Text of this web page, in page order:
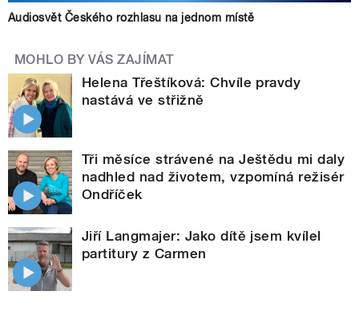
Audiosvět Českého rozhlasu na jednom místě
MOHLO BY VÁS ZAJÍMAT
Helena Třeštíková: Chvíle pravdy
nastává ve střižně
Tři měsíce strávené na Ještědu mi daly
nadhled nad životem, vzpomíná režisér
Ondříček
Jiří Langmajer: Jako dítě jsem kvílel
partitury z Carmen